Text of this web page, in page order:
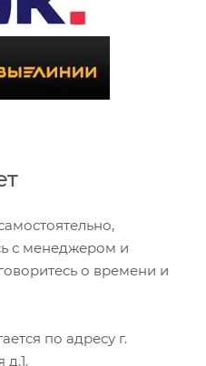
с менеджером и
о времени и
по адресу г.
д.1.